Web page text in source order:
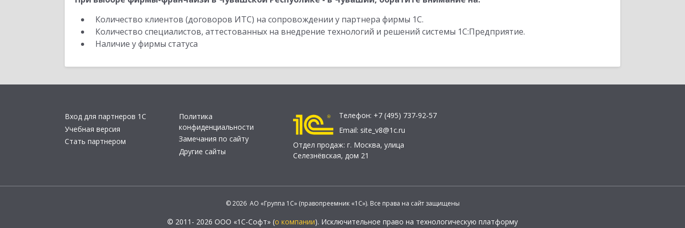
Количество клиентов (договоров ИТС) на сопровождении у партнера фирмы 1С.
Количество специалистов, аттестованных на внедрение технологий и решений системы 1С:Предприятие.
Наличие у фирмы статуса
Вход для партнеров 1С
Учебная версия
Стать партнером
Политика
конфиденциальности
Замечания по сайту
Другие сайты
Телефон: +7 (495) 737-92-57
Email: site_v8@1c.ru
Отдел продаж: г. Москва, улица
Селезнёвская, дом 21
© 2026 АО «Группа 1С» (правопреемник «1С»). Все права на сайт защищены
© 2011- 2026 ООО «1С-Софт» (о компании). Исключительное право на технологическую платформу